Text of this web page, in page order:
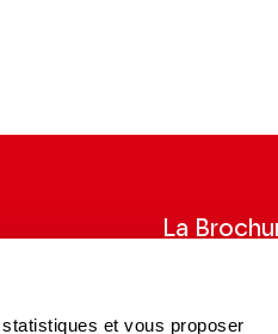
et vous proposer
La
Consultez la